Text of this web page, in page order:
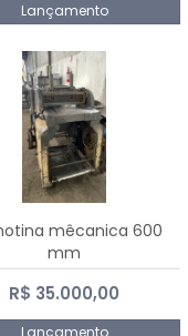
Lançamento
mêcanica 600
mm
R$ 35.000,00
Lançamento